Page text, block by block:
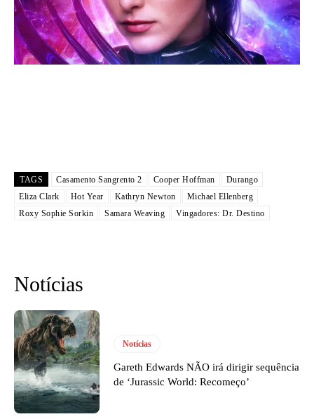
TAGS Casamento Sangrento 2 Cooper Hoffman
Durango
Eliza Clark
Hot Year Kathryn Newton
Michael Ellenberg
Roxy Sophie Sorkin
Samara Weaving Vingadores: Dr. Destino
Notícias
Notícias
Gareth Edwards NÃO irá dirigir sequência
de ‘Jurassic World: Recomeço’